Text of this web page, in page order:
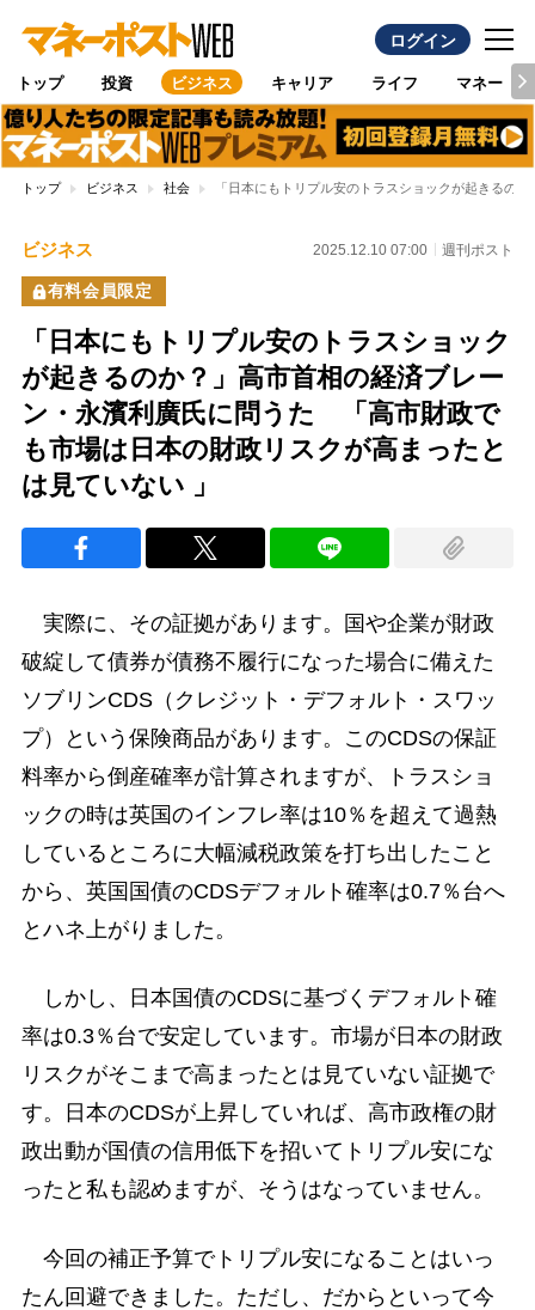
ログイン
トップ 投資 ビジネス キャリア ライフ マネー
トップ ビジネス 社会 「日本にもトリプル安のトラスショックが起きるの
ビジネス 2025.12.10 07:00 週刊ポスト
有料会員限定
「日本にもトリプル安のトラスショック
が起きるのか？」高市首相の経済ブレー
ン・永濱利廣氏に問うた 「高市財政で
も市場は日本の財政リスクが高まったと
は見ていない 」
実際に、その証拠があります。国や企業が財政
破綻して債券が債務不履行になった場合に備えた
ソブリンCDS（クレジット・デフォルト・スワッ
プ）という保険商品があります。このCDSの保証
料率から倒産確率が計算されますが、トラスショ
ックの時は英国のインフレ率は10％を超えて過熱
しているところに大幅減税政策を打ち出したこと
から、英国国債のCDSデフォルト確率は0.7％台へ
とハネ上がりました。
しかし、日本国債のCDSに基づくデフォルト確
率は0.3％台で安定しています。市場が日本の財政
リスクがそこまで高まったとは見ていない証拠で
す。日本のCDSが上昇していれば、高市政権の財
政出動が国債の信用低下を招いてトリプル安にな
ったと私も認めますが、そうはなっていません。
今回の補正予算でトリプル安になることはいっ
たん回避できました。ただし、だからといって今